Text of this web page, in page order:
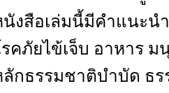
งสือเล่มนี้มีคำแนะน
คภัยไข้เจ็บ อาหาร
ลักธรรมชาติบำบัด ธ